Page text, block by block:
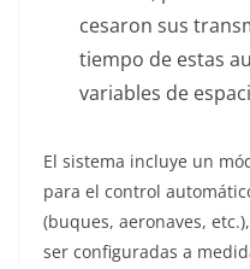
cesaron sus
tiempo de estas
variables de
El sistema incluye un
para el control
(buques, aeronaves,
ser configuradas a